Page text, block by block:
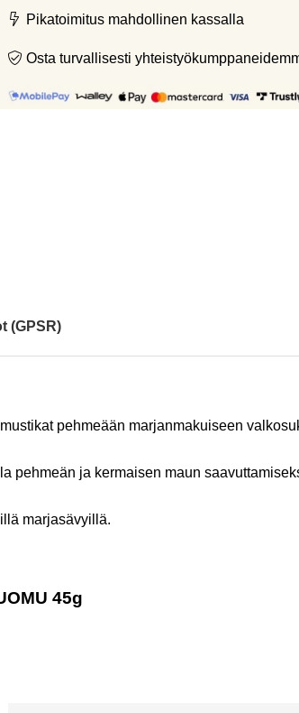
Pikatoimitus mahdollinen kassalla
Osta turvallisesti
(GPSR)
pehmeään marjanmakuiseen
pehmeän ja kermaisen maun
marjasävyillä.
45g